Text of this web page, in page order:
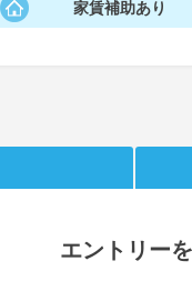
家賃補助あり
エントリー